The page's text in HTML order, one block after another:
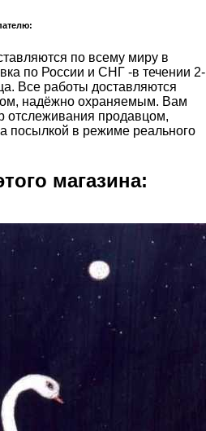
по всему миру в
по России и СНГ -в течении 2-
Все работы доставляются
надёжно охраняемым. Вам
отслеживания продавцом,
посылкой в режиме реального
магазина: